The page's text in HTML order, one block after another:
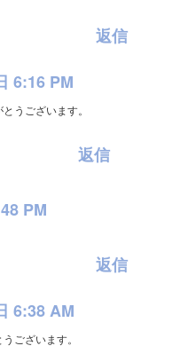
返信
6:16 PM
うございます。
返信
PM
返信
6:38 AM
ございます。